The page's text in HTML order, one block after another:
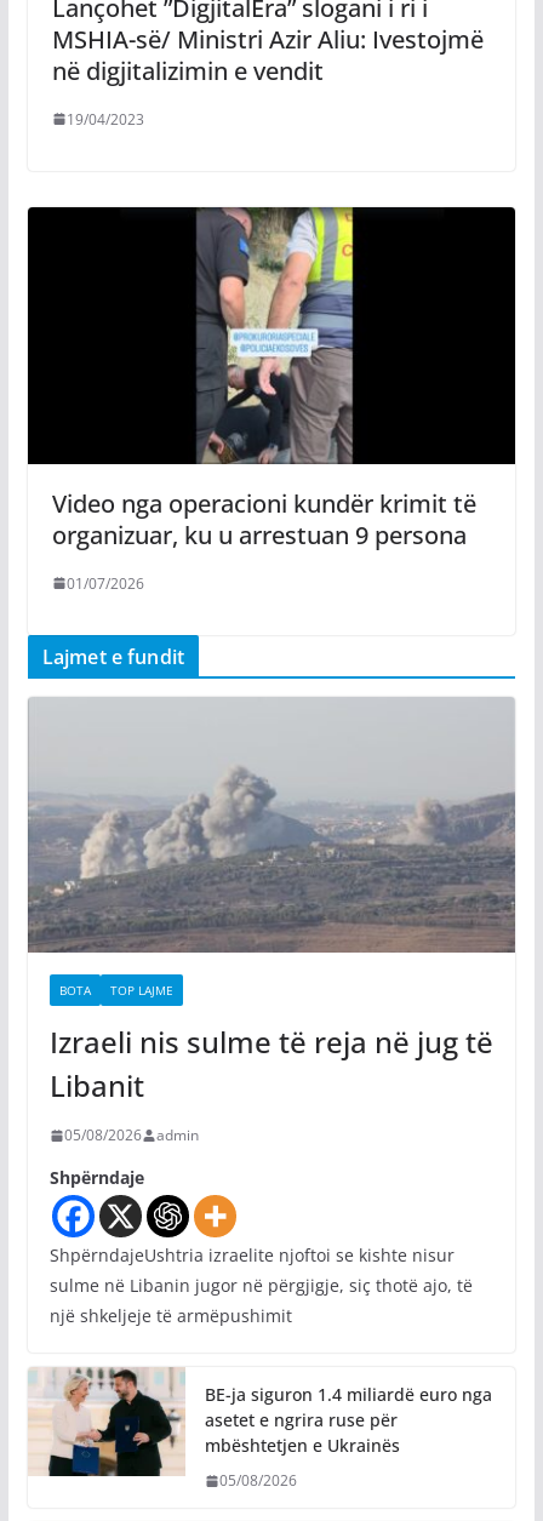
Lançohet ”DigjitalEra” slogani i ri i
MSHIA-së/ Ministri Azir Aliu: Ivestojmë
në digjitalizimin e vendit
19/04/2023
Video nga operacioni kundër krimit të
organizuar, ku u arrestuan 9 persona
01/07/2026
Lajmet e fundit
BOTA TOP LAJME
Izraeli nis sulme të reja në jug të
Libanit
05/08/2026 admin
Shpërndaje
ShpërndajeUshtria izraelite njoftoi se kishte nisur
sulme në Libanin jugor në përgjigje, siç thotë ajo, të
një shkeljeje të armëpushimit
BE-ja siguron 1.4 miliardë euro nga
asetet e ngrira ruse për
mbështetjen e Ukrainës
05/08/2026